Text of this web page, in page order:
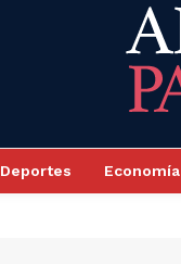
Deportes Economía